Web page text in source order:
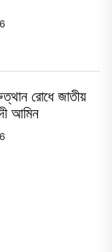
রোধে জাতীয়
আমিন